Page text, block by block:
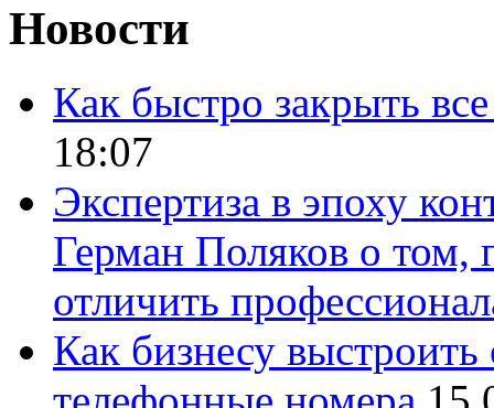
Новости
Как быстро закрыть
18:07
Экспертиза в эпоху
Герман Поляков о том,
отличить
Как бизнесу